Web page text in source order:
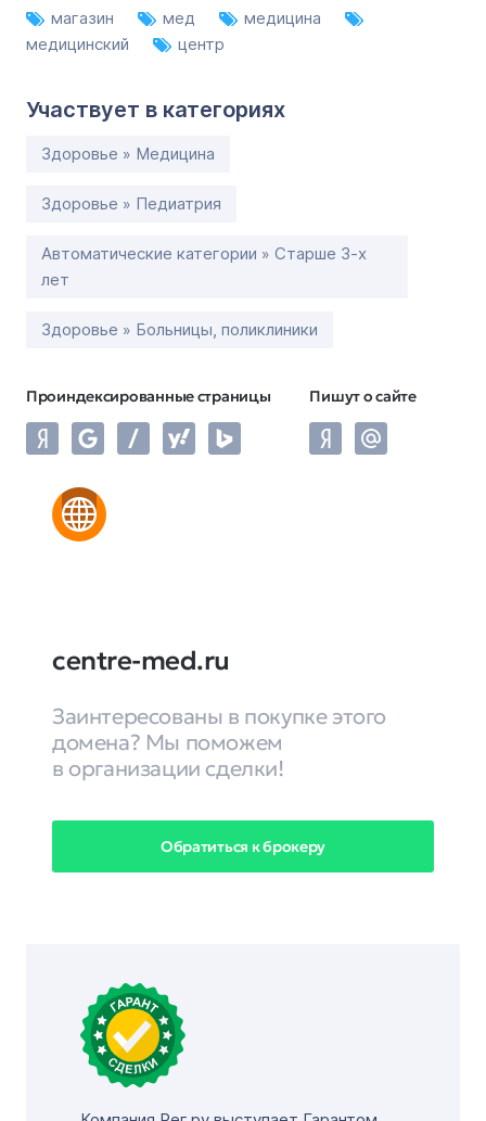
магазин мед
медицина
медицинский
центр
Участвует в категориях
Здоровье » Медицина
Здоровье » Педиатрия
Автоматические категории » Старше 3-х
лет
Здоровье » Больницы, поликлиники
Проиндексированные страницы Пишут о сайте
centre-med.ru
Заинтересованы в покупке этого
домена? Мы поможем
в организации сделки!
Обратиться к брокеру